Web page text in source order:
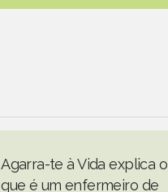
Agarra-te à Vida explica o
que é um enfermeiro de